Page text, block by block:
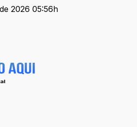
2026 05:56h